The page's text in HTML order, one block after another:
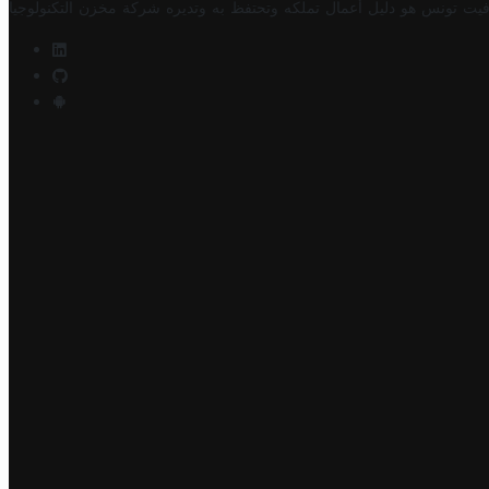
تونس هو دليل أعمال تملكه وتحتفظ به وتديره شركة مخزن التكنولوجيا